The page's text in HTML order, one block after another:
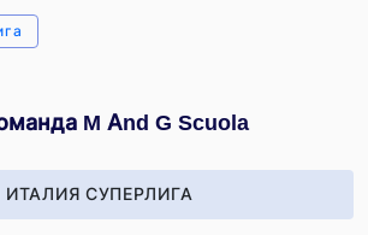
M And G Scuola
СУПЕРЛИГА